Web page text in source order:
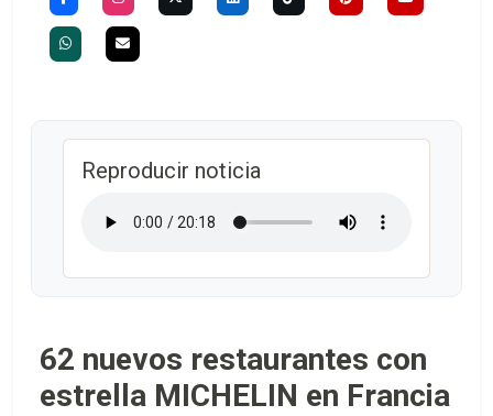
Reproducir noticia
62 nuevos restaurantes con
estrella MICHELIN en Francia